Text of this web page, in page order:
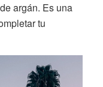
argán. Es una
tu